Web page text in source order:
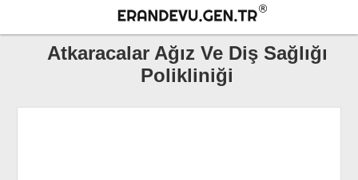
Atkaracalar Ağız Ve Diş Sağlığı
Polikliniği